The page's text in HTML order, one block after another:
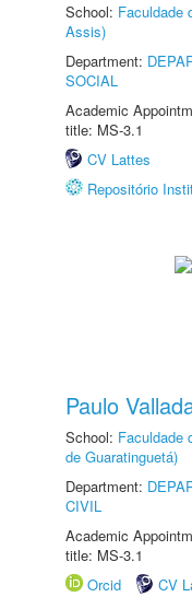
School: Faculdade
Assis)
Department:
SOCIAL
Academic
title: MS-3.1
CV Lattes
Repositório
Paulo
School: Faculdade
de Guaratinguetá)
Department:
CIVIL
Academic
title: MS-3.1
Orcid
CV